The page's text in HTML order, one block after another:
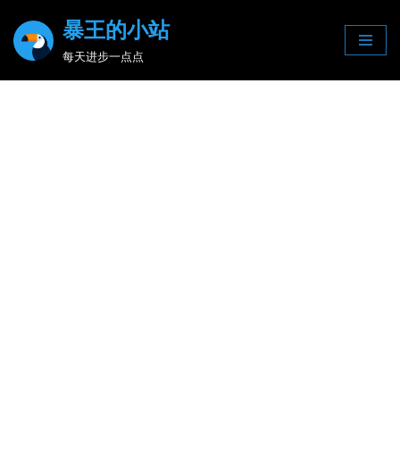
Skip
暴王的小站
每天进步一点点